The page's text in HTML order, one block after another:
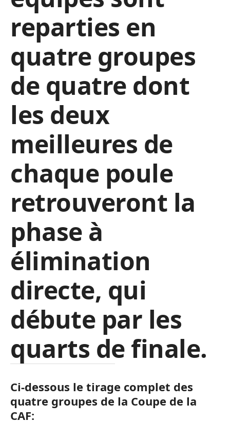
reparties en
quatre groupes
de quatre dont
les deux
meilleures de
chaque poule
retrouveront la
phase à
élimination
directe, qui
débute par les
quarts de finale.
Ci-dessous le tirage complet des
quatre groupes de la Coupe de la
CAF: